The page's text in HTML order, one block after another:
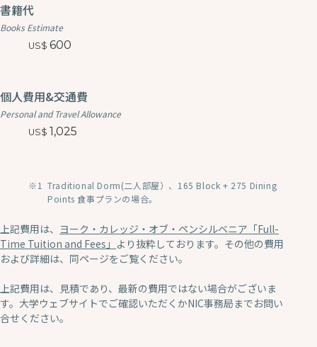
書籍代
Books Estimate
600
個人費用&交通費
Personal and Travel Allowance
1,025
Traditional Dorm(二人部屋）、165 Block + 275 Dining
Points 食事プランの場合。
上記費用は、 ヨーク・カレッジ・オブ・ペンシルベニア「Full-
Time Tuition and Fees」 より抜粋しております。その他の費用
および詳細は、同ページをご覧ください。
上記費用は、見積であり、最新の費用ではない場合がございま
す。大学ウェブサイトでご確認いただくかNIC事務局までお問い
合せください。